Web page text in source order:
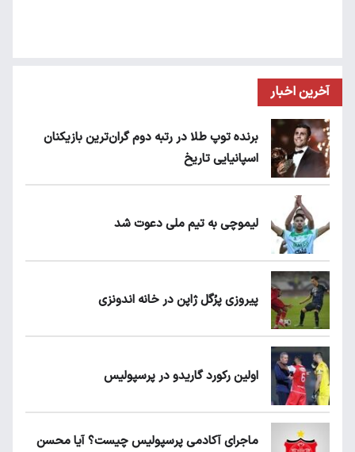
آخرین اخبار
برنده توپ طلا در رتبه دوم گران‌ترین بازیکنان
اسپانیایی تاریخ
لیموچی به تیم ملی دعوت شد
پیروزی پرُگل ژاپن در خانه اندونزی
اولین رکورد گاریدو در پرسپولیس
ماجرای آکادمی پرسپولیس چیست؟ آیا محسن